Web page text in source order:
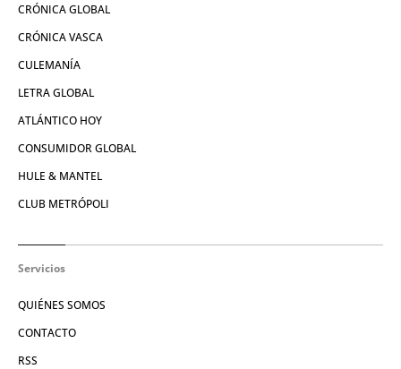
CRÓNICA GLOBAL
CRÓNICA VASCA
CULEMANÍA
LETRA GLOBAL
ATLÁNTICO HOY
CONSUMIDOR GLOBAL
HULE & MANTEL
CLUB METRÓPOLI
Servicios
QUIÉNES SOMOS
CONTACTO
RSS